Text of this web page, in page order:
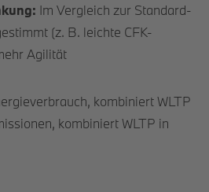
Im Vergleich zur Standard-
(z. B. leichte CFK-
Agilität
kombiniert WLTP
kombiniert WLTP in